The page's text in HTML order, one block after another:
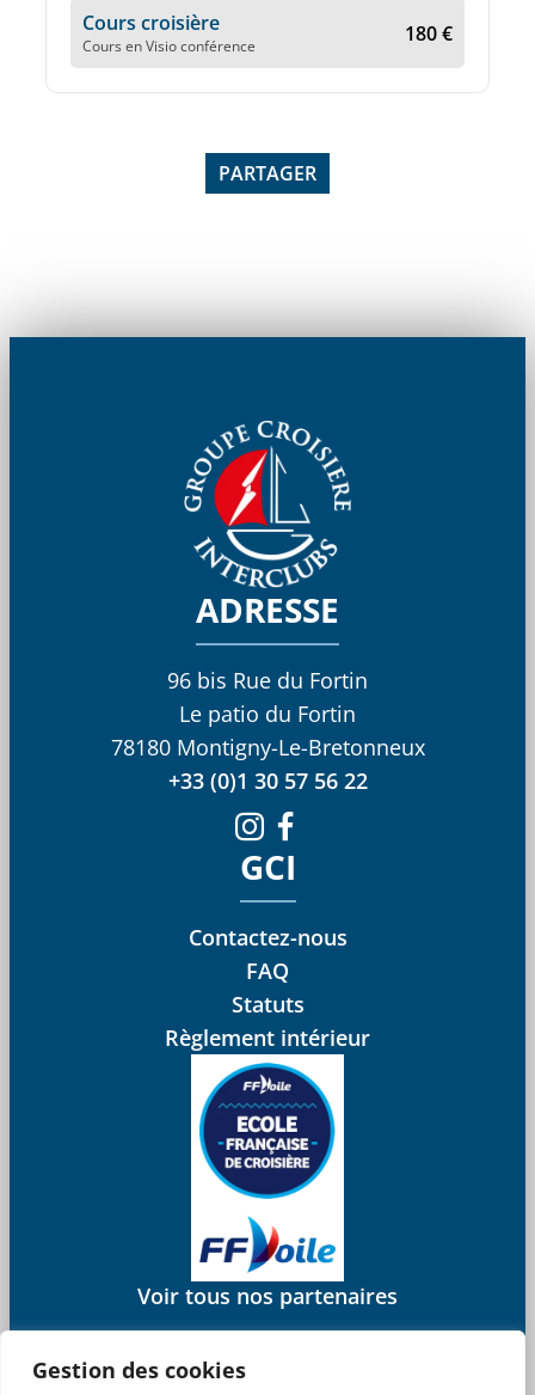
Gestion des cookies
Cours croisière
Cours en Visio conférence 180 €
PARTAGER
ADRESSE
96 bis Rue du Fortin
Le patio du Fortin
78180 Montigny-Le-Bretonneux
+33 (0)1 30 57 56 22
GCI
Contactez-nous
FAQ
Statuts
Règlement intérieur
Voir tous nos partenaires